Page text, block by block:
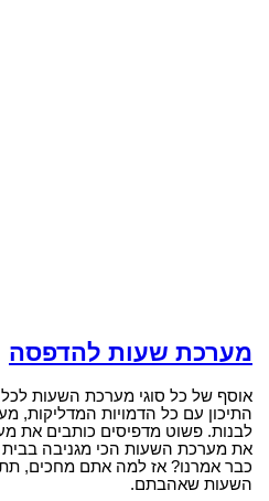
מערכת שעות להדפסה
אוסף של כל סוגי מערכת השעות
התיכון עם כל הדמויות המדליקות,
לבנות. פשוט מדפיסים כותבים את
את מערכת השעות הכי מגניבה
כבר אמרנו? אז למה אתם מחכים,
השעות שאהבתם.